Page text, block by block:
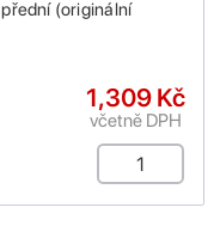
(originální
1,309 Kč
včetně DPH